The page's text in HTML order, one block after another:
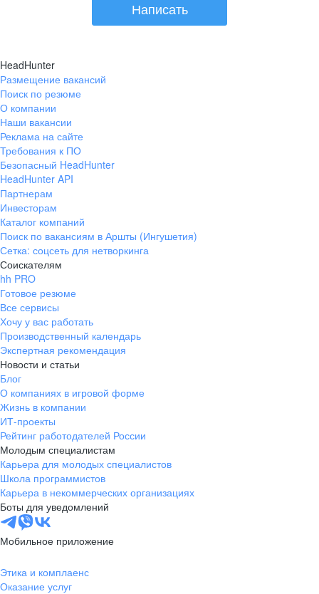
Написать
HeadHunter
Размещение вакансий
Поиск по резюме
О компании
Наши вакансии
Реклама на сайте
Требования к ПО
Безопасный HeadHunter
HeadHunter API
Партнерам
Инвесторам
Каталог компаний
Поиск по вакансиям в Аршты (Ингушетия)
Сетка: соцсеть для нетворкинга
Соискателям
hh PRO
Готовое резюме
Все сервисы
Хочу у вас работать
Производственный календарь
Экспертная рекомендация
Новости и статьи
Блог
О компаниях в игровой форме
Жизнь в компании
ИТ-проекты
Рейтинг работодателей России
Молодым специалистам
Карьера для молодых специалистов
Школа программистов
Карьера в некоммерческих организациях
Боты для уведомлений
Мобильное приложение
Этика и комплаенс
Оказание услуг